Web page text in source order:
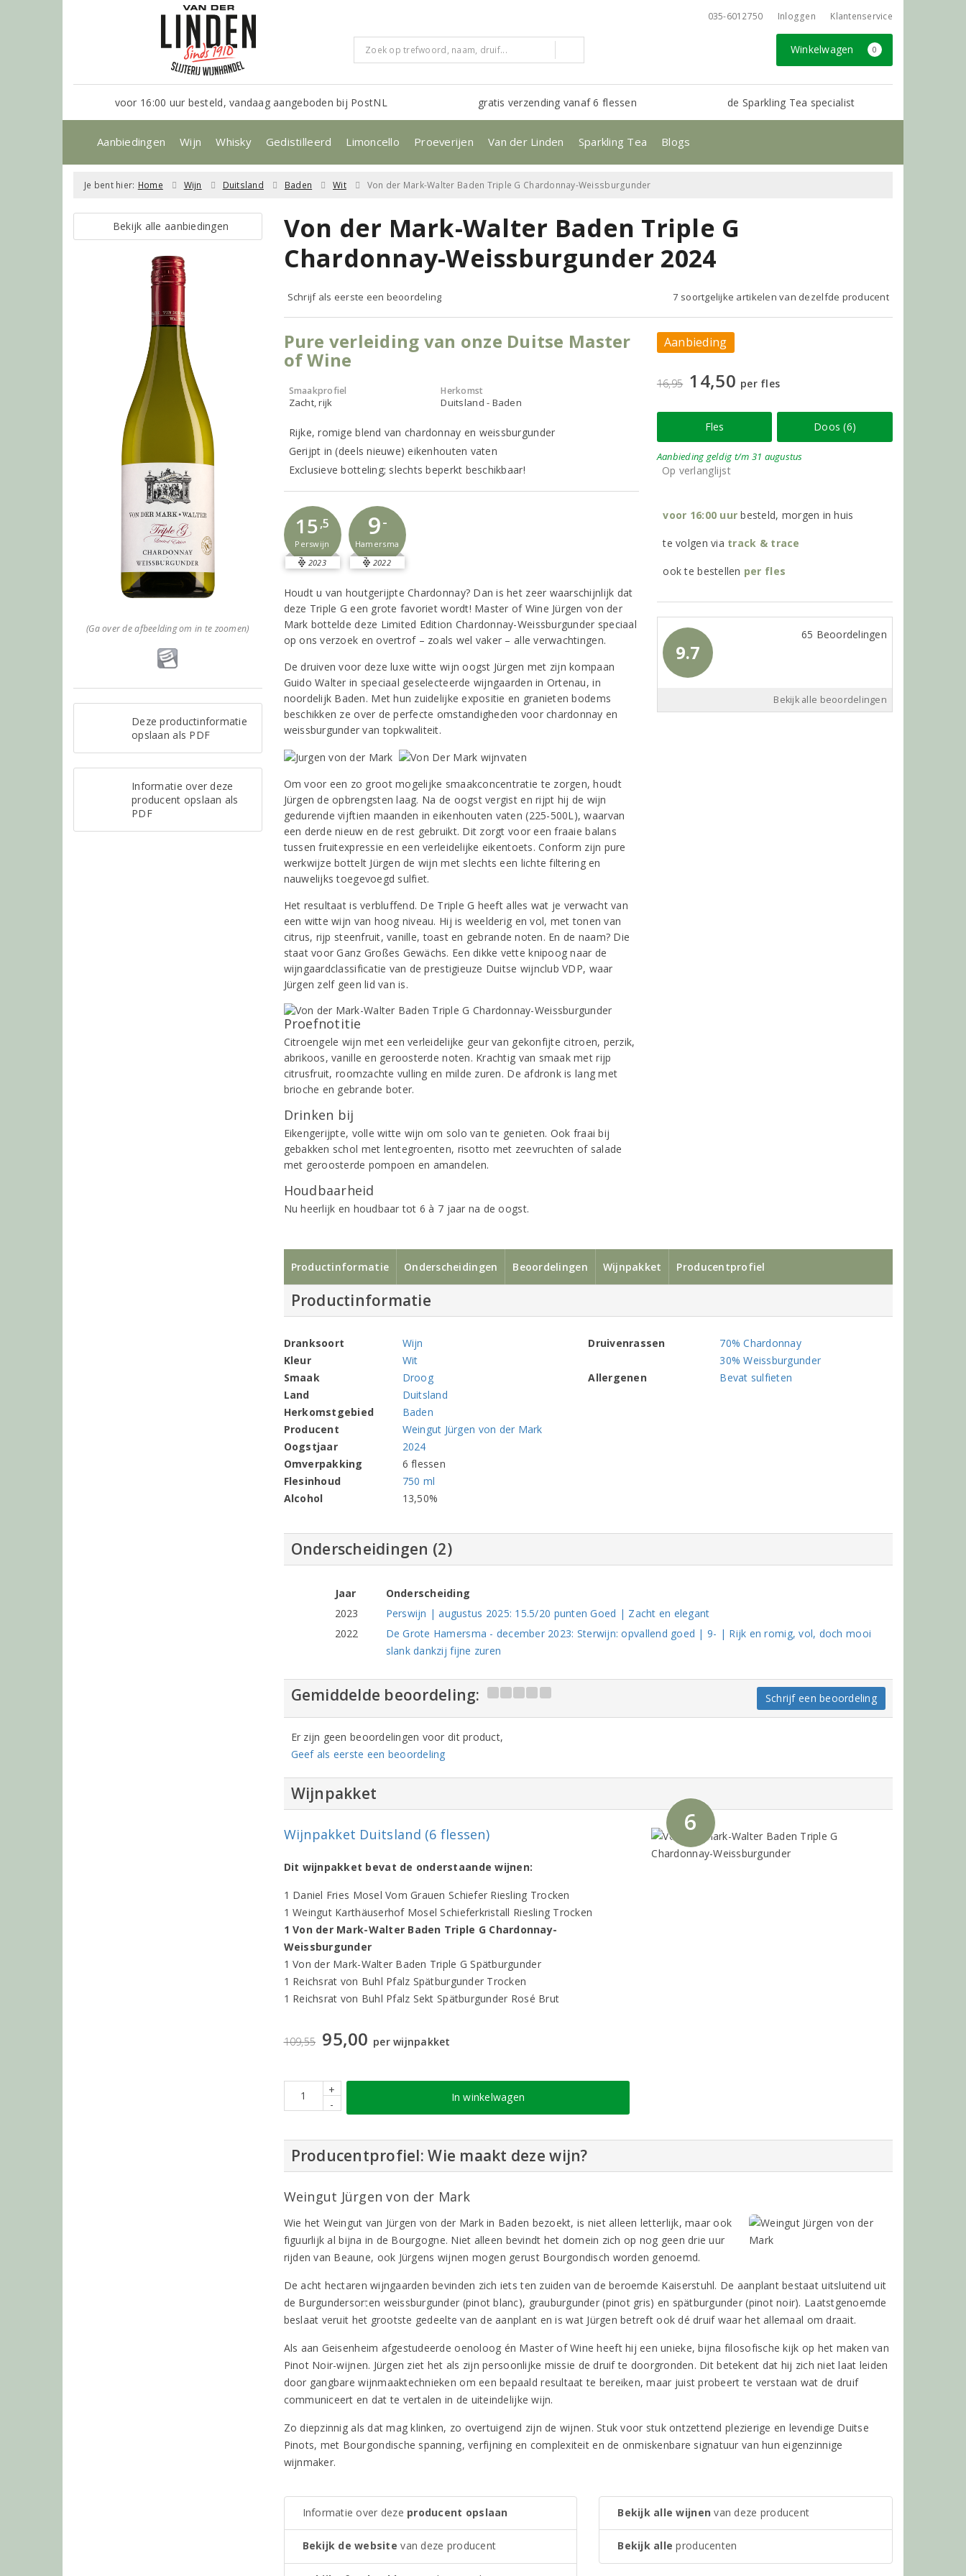
035-6012750 Inloggen Klantenservice
Winkelwagen 0
voor 16:00 uur besteld, vandaag aangeboden bij PostNL gratis verzending vanaf 6 flessen de Sparkling Tea specialist
Aanbiedingen Wijn Whisky Gedistilleerd Limoncello Proeverijen Van der Linden Sparkling Tea Blogs
Je bent hier: Home Wijn Duitsland Baden Wit Von der Mark-Walter Baden Triple G Chardonnay-Weissburgunder
Bekijk alle aanbiedingen
(Ga over de afbeelding om in te zoomen)
Deze productinformatie
opslaan als PDF
Informatie over deze
producent opslaan als
PDF
Von der Mark-Walter Baden Triple G
Chardonnay-Weissburgunder 2024
Schrijf als eerste een beoordeling 7 soortgelijke artikelen van dezelfde producent
Pure verleiding van onze Duitse Master
of Wine
Smaakprofiel
Zacht, rijk
Herkomst
Duitsland - Baden
Rijke, romige blend van chardonnay en weissburgunder
Gerijpt in (deels nieuwe) eikenhouten vaten
Exclusieve botteling; slechts beperkt beschikbaar!
15,5
Perswijn
2023
9-
Hamersma
2022
Houdt u van houtgerijpte Chardonnay? Dan is het zeer waarschijnlijk dat
deze Triple G een grote favoriet wordt! Master of Wine Jürgen von der
Mark bottelde deze Limited Edition Chardonnay-Weissburgunder speciaal
op ons verzoek en overtrof – zoals wel vaker – alle verwachtingen.
De druiven voor deze luxe witte wijn oogst Jürgen met zijn kompaan
Guido Walter in speciaal geselecteerde wijngaarden in Ortenau, in
noordelijk Baden. Met hun zuidelijke expositie en granieten bodems
beschikken ze over de perfecte omstandigheden voor chardonnay en
weissburgunder van topkwaliteit.
Om voor een zo groot mogelijke smaakconcentratie te zorgen, houdt
Jürgen de opbrengsten laag. Na de oogst vergist en rijpt hij de wijn
gedurende vijftien maanden in eikenhouten vaten (225-500L), waarvan
een derde nieuw en de rest gebruikt. Dit zorgt voor een fraaie balans
tussen fruitexpressie en een verleidelijke eikentoets. Conform zijn pure
werkwijze bottelt Jürgen de wijn met slechts een lichte filtering en
nauwelijks toegevoegd sulfiet.
Het resultaat is verbluffend. De Triple G heeft alles wat je verwacht van
een witte wijn van hoog niveau. Hij is weelderig en vol, met tonen van
citrus, rijp steenfruit, vanille, toast en gebrande noten. En de naam? Die
staat voor Ganz Großes Gewächs. Een dikke vette knipoog naar de
wijngaardclassificatie van de prestigieuze Duitse wijnclub VDP, waar
Jürgen zelf geen lid van is.
Proefnotitie
Citroengele wijn met een verleidelijke geur van gekonfijte citroen, perzik,
abrikoos, vanille en geroosterde noten. Krachtig van smaak met rijp
citrusfruit, roomzachte vulling en milde zuren. De afdronk is lang met
brioche en gebrande boter.
Drinken bij
Eikengerijpte, volle witte wijn om solo van te genieten. Ook fraai bij
gebakken schol met lentegroenten, risotto met zeevruchten of salade
met geroosterde pompoen en amandelen.
Houdbaarheid
Nu heerlijk en houdbaar tot 6 à 7 jaar na de oogst.
Aanbieding
16,95 14,50 per fles
Fles Doos (6)
Aanbieding geldig t/m 31 augustus
Op verlanglijst
voor 16:00 uur besteld, morgen in huis
te volgen via track & trace
ook te bestellen per fles
9.7
65 Beoordelingen
Bekijk alle beoordelingen
Productinformatie Onderscheidingen Beoordelingen Wijnpakket Producentprofiel
Productinformatie
Dranksoort
Wijn
Kleur
Wit
Smaak
Droog
Land
Duitsland
Herkomstgebied
Baden
Producent
Weingut Jürgen von der Mark
Oogstjaar
2024
Omverpakking
6 flessen
Flesinhoud
750 ml
Alcohol
13,50%
Druivenrassen
70% Chardonnay
30% Weissburgunder
Allergenen
Bevat sulfieten
Onderscheidingen (2)
Jaar
Onderscheiding
2023
Perswijn | augustus 2025: 15.5/20 punten Goed | Zacht en elegant
2022
De Grote Hamersma - december 2023: Sterwijn: opvallend goed | 9- | Rijk en romig, vol, doch mooi
slank dankzij fijne zuren
Gemiddelde beoordeling: Schrijf een beoordeling
Er zijn geen beoordelingen voor dit product,
Geef als eerste een beoordeling
Wijnpakket
Wijnpakket Duitsland (6 flessen)
Dit wijnpakket bevat de onderstaande wijnen:
1 Daniel Fries Mosel Vom Grauen Schiefer Riesling Trocken
1 Weingut Karthäuserhof Mosel Schieferkristall Riesling Trocken
1 Von der Mark-Walter Baden Triple G Chardonnay-
Weissburgunder
1 Von der Mark-Walter Baden Triple G Spätburgunder
1 Reichsrat von Buhl Pfalz Spätburgunder Trocken
1 Reichsrat von Buhl Pfalz Sekt Spätburgunder Rosé Brut
109,55 95,00 per wijnpakket
+
-
In winkelwagen
6
Producentprofiel: Wie maakt deze wijn?
Weingut Jürgen von der Mark
Wie het Weingut van Jürgen von der Mark in Baden bezoekt, is niet alleen letterlijk, maar ook
figuurlijk al bijna in de Bourgogne. Niet alleen bevindt het domein zich op nog geen drie uur
rijden van Beaune, ook Jürgens wijnen mogen gerust Bourgondisch worden genoemd.
De acht hectaren wijngaarden bevinden zich iets ten zuiden van de beroemde Kaiserstuhl. De aanplant bestaat uitsluitend uit
de Burgundersorten weissburgunder (pinot blanc), grauburgunder (pinot gris) en spätburgunder (pinot noir). Laatstgenoemde
beslaat veruit het grootste gedeelte van de aanplant en is wat Jürgen betreft ook dé druif waar het allemaal om draait.
Als aan Geisenheim afgestudeerde oenoloog én Master of Wine heeft hij een unieke, bijna filosofische kijk op het maken van
Pinot Noir-wijnen. Jürgen ziet het als zijn persoonlijke missie de druif te doorgronden. Dit betekent dat hij zich niet laat leiden
door gangbare wijnmaaktechnieken om een bepaald resultaat te bereiken, maar juist probeert te verstaan wat de druif
communiceert en dat te vertalen in de uiteindelijke wijn.
Zo diepzinnig als dat mag klinken, zo overtuigend zijn de wijnen. Stuk voor stuk ontzettend plezierige en levendige Duitse
Pinots, met Bourgondische spanning, verfijning en complexiteit en de onmiskenbare signatuur van hun eigenzinnige
wijnmaker.
Informatie over deze producent opslaan
Bekijk de website van deze producent
Bekijk alle wijnen van deze producent
Bekijk alle producenten